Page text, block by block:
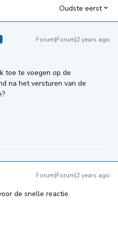
Oudste eerst
Forum|Forum|2 years ago
toe te voegen op de
na het versturen van de
Forum|Forum|2 years ago
de snelle reactie.